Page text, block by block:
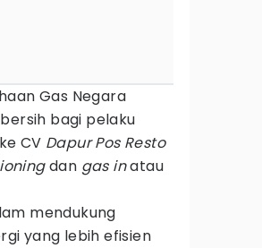
Gas Negara
bagi pelaku
CV Dapur Pos Resto
dan gas inatau
mendukung
yang lebih efisien